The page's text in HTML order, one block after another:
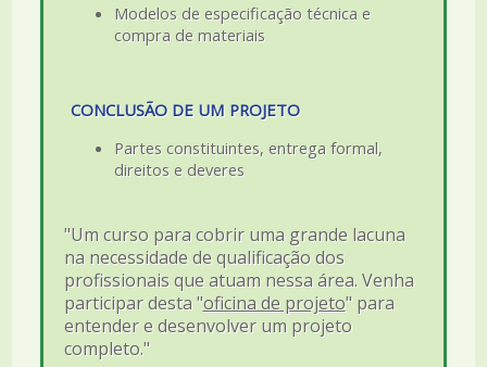
Modelos de especificação técnica e
compra de materiais
CONCLUSÃO DE UM PROJETO
Partes constituintes, entrega formal,
direitos e deveres
"Um curso para cobrir uma grande lacuna
na necessidade de qualificação dos
profissionais que atuam nessa área. Venha
participar desta "oficina de projeto" para
entender e desenvolver um projeto
completo."